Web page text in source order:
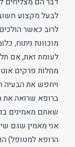
לבעל מקצוע
לרוב כאשר
מוכוונת ניתוח,
לעומת זאת, אם
מחלות פרקים
ויחפש את הבעיה
ברופא שרואה את
שאתם מאמינים
אני מאמין שגם
הרופא למטופל)